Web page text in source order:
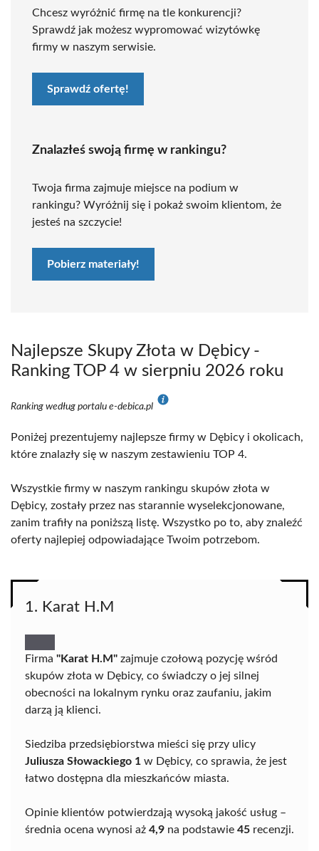
Chcesz wyróżnić firmę na tle konkurencji?
Sprawdź jak możesz wypromować wizytówkę
firmy w naszym serwisie.
Sprawdź ofertę!
Znalazłeś swoją firmę w rankingu?
Twoja firma zajmuje miejsce na podium w
rankingu? Wyróżnij się i pokaż swoim klientom, że
jesteś na szczycie!
Pobierz materiały!
Najlepsze Skupy Złota w Dębicy -
Ranking TOP 4 w sierpniu 2026 roku
Ranking według portalu e-debica.pl
Poniżej prezentujemy najlepsze firmy w Dębicy i okolicach,
które znalazły się w naszym zestawieniu TOP 4.
Wszystkie firmy w naszym rankingu skupów złota w
Dębicy, zostały przez nas starannie wyselekcjonowane,
zanim trafiły na poniższą listę. Wszystko po to, aby znaleźć
oferty najlepiej odpowiadające Twoim potrzebom.
1. Karat H.M
Firma "Karat H.M" zajmuje czołową pozycję wśród
skupów złota w Dębicy, co świadczy o jej silnej
obecności na lokalnym rynku oraz zaufaniu, jakim
darzą ją klienci.
Siedziba przedsiębiorstwa mieści się przy ulicy
Juliusza Słowackiego 1 w Dębicy, co sprawia, że jest
łatwo dostępna dla mieszkańców miasta.
Opinie klientów potwierdzają wysoką jakość usług –
średnia ocena wynosi aż 4,9 na podstawie 45 recenzji.